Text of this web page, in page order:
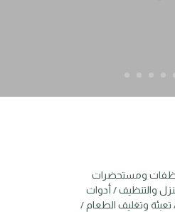
ومستحضرات
والتنظيف/ أدوات
تعبئة وتغليف الطعام /